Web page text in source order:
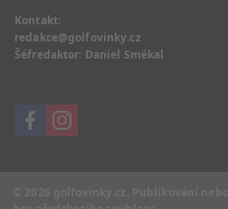
Kontakt:
redakce@golfovinky.cz
Šéfredaktor: Daniel Smékal